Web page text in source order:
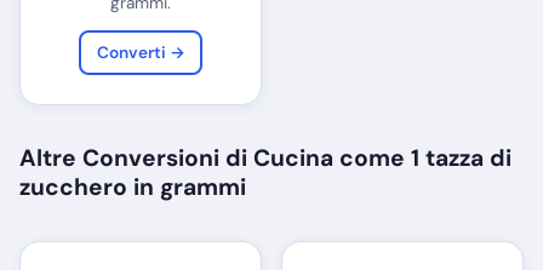
Converti →
Altre Conversioni di Cucina come 1 tazza di
zucchero in grammi